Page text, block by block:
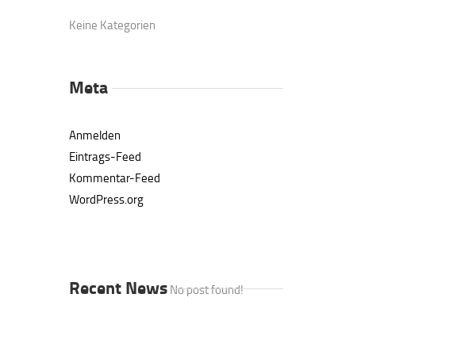
Keine Kategorien
Meta
Anmelden
Eintrags-Feed
Kommentar-Feed
WordPress.org
Recent NewsNo post found!